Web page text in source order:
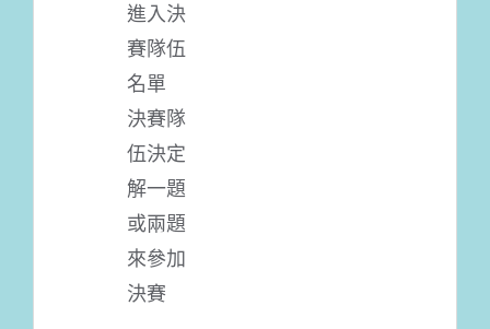
進入決
賽隊伍
名單
決賽隊
伍決定
解一題
或兩題
來參加
決賽